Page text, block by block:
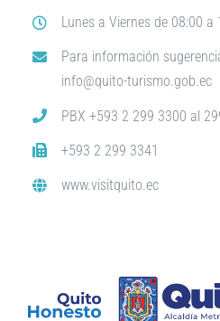
Lunes a Viernes de 08:00 a
Para información
info@quito-turismo.gob.ec
PBX +593 2 299 3300 al
+593 2 299 3341
www.visitquito.ec